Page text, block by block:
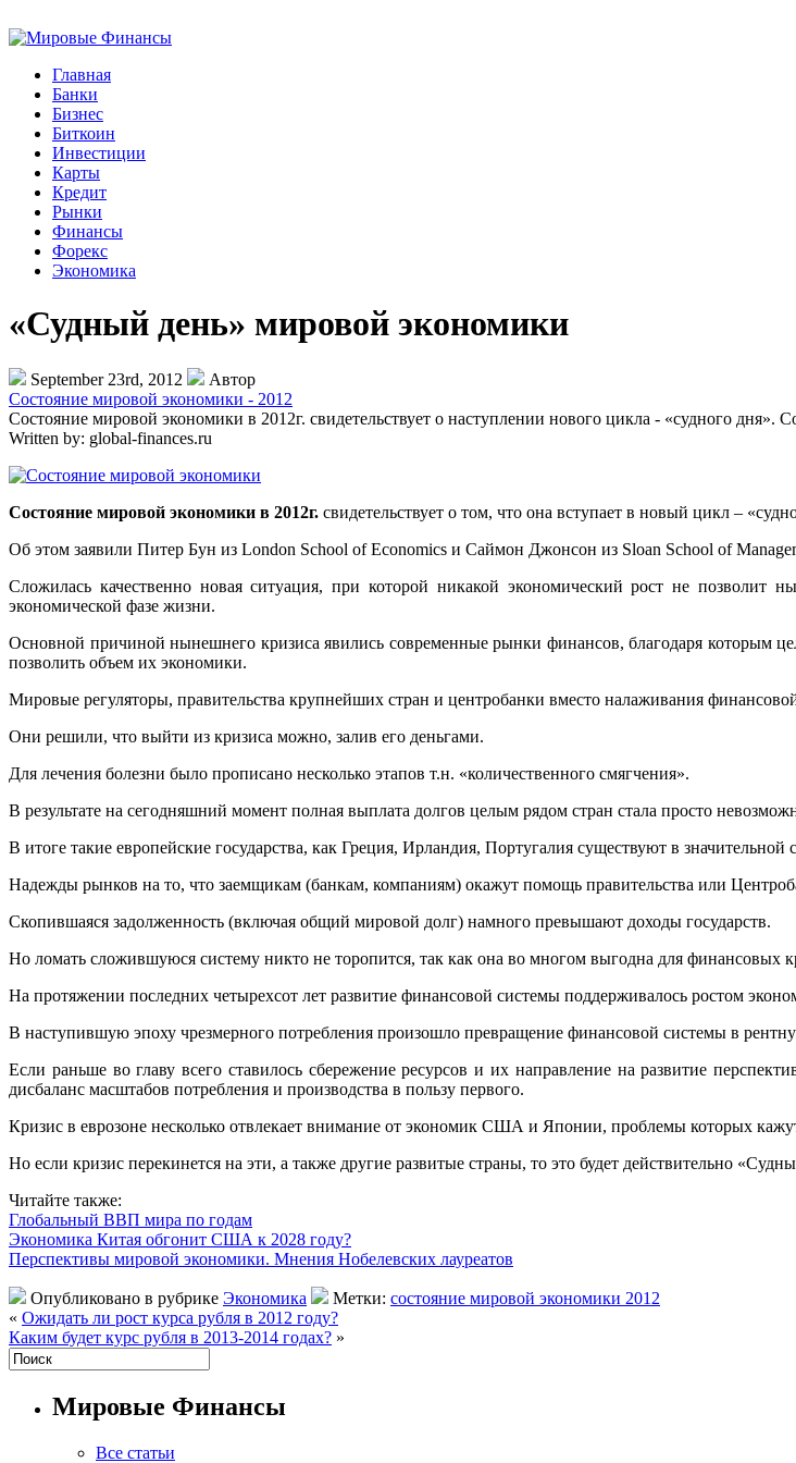
Главная
Банки
Бизнес
Биткоин
Инвестиции
Карты
Кредит
Рынки
Финансы
Форекс
Экономика
«Судный день» мировой экономики
September 23rd, 2012
Автор
Состояние мировой экономики - 2012
Состояние мировой экономики в 2012г. свидетельствует о наступлении нового цикла - «судного
Written by: global-finances.ru
Состояние мировой экономики в 2012г. свидетельствует о том, что она вступает в новый цикл –
Об этом заявили Питер Бун из London School of Economics и Саймон Джонсон из Sloan School of
Сложилась качественно новая ситуация, при которой никакой экономический рост не
экономической фазе жизни.
Основной причиной нынешнего кризиса явились современные рынки финансов, благодаря которым
позволить объем их экономики.
Мировые регуляторы, правительства крупнейших стран и центробанки вместо налаживания
Они решили, что выйти из кризиса можно, залив его деньгами.
Для лечения болезни было прописано несколько этапов т.н. «количественного смягчения».
В результате на сегодняшний момент полная выплата долгов целым рядом стран стала просто
В итоге такие европейские государства, как Греция, Ирландия, Португалия существуют в
Надежды рынков на то, что заемщикам (банкам, компаниям) окажут помощь правительства или
Скопившаяся задолженность (включая общий мировой долг) намного превышают доходы государств.
Но ломать сложившуюся систему никто не торопится, так как она во многом выгодна для финансовых
На протяжении последних четырехсот лет развитие финансовой системы поддерживалось ростом
В наступившую эпоху чрезмерного потребления произошло превращение финансовой системы в
Если раньше во главу всего ставилось сбережение ресурсов и их направление на развитие
дисбаланс масштабов потребления и производства в пользу первого.
Кризис в еврозоне несколько отвлекает внимание от экономик США и Японии, проблемы которых
Но если кризис перекинется на эти, а также другие развитые страны, то это будет действительно
Читайте также:
Глобальный ВВП мира по годам
Экономика Китая обгонит США к 2028 году?
Перспективы мировой экономики. Мнения Нобелевских лауреатов
Опубликовано в рубрике Экономика Метки: состояние мировой экономики 2012
« Ожидать ли рост курса рубля в 2012 году?
Каким будет курс рубля в 2013-2014 годах? »
Мировые Финансы
Все статьи